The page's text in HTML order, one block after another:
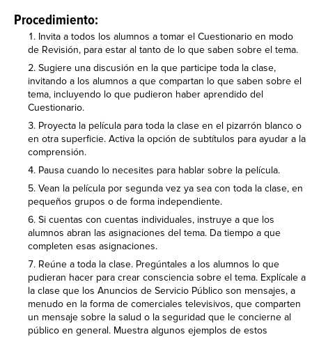
Procedimiento:
Invita a todos los alumnos a tomar el Cuestionario en modo
de Revisión, para estar al tanto de lo que saben sobre el tema.
Sugiere una discusión en la que participe toda la clase,
invitando a los alumnos a que compartan lo que saben sobre el
tema, incluyendo lo que pudieron haber aprendido del
Cuestionario.
Proyecta la película para toda la clase en el pizarrón blanco o
en otra superficie. Activa la opción de subtítulos para ayudar a la
comprensión.
Pausa cuando lo necesites para hablar sobre la película.
Vean la película por segunda vez ya sea con toda la clase, en
pequeños grupos o de forma independiente.
Si cuentas con cuentas individuales, instruye a que los
alumnos abran las asignaciones del tema. Da tiempo a que
completen esas asignaciones.
Reúne a toda la clase. Pregúntales a los alumnos lo que
pudieran hacer para crear consciencia sobre el tema. Explícale a
la clase que los Anuncios de Servicio Público son mensajes, a
menudo en la forma de comerciales televisivos, que comparten
un mensaje sobre la salud o la seguridad que le concierne al
público en general. Muestra algunos ejemplos de estos